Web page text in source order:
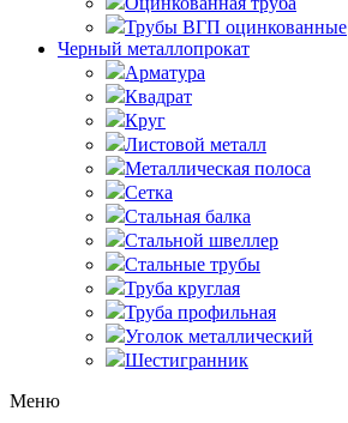
Трубы ВГП оцинкованные
Черный металлопрокат
Арматура
Квадрат
Круг
Листовой металл
Металлическая полоса
Сетка
Стальная балка
Стальной швеллер
Стальные трубы
Труба круглая
Труба профильная
Уголок металлический
Шестигранник
Меню